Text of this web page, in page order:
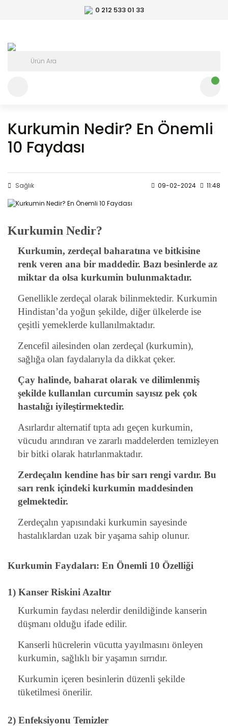
0 212 533 01 33
Kurkumin Nedir? En Önemli
10 Faydası
Sağlık 09-02-2024 11:48
Kurkumin Nedir?
Kurkumin, zerdeçal baharatına ve bitkisine
renk veren ana bir maddedir. Bazı besinlerde az
miktar da olsa kurkumin bulunmaktadır.
Genellikle zerdeçal olarak bilinmektedir. Kurkumin
Hindistan’da yoğun şekilde, diğer ülkelerde ise
çeşitli yemeklerde kullanılmaktadır.
Zencefil ailesinden olan zerdeçal (kurkumin),
sağlığa olan faydalarıyla da dikkat çeker.
Çay halinde, baharat olarak ve dilimlenmiş
şekilde kullanılan curcumin sayısız pek çok
hastalığı iyileştirmektedir.
Asırlardır alternatif tıpta adı geçen kurkumin,
vücudu arındıran ve zararlı maddelerden temizleyen
bir bitki olarak hatırlanmaktadır.
Zerdeçalın kendine has bir sarı rengi vardır. Bu
sarı renk içindeki kurkumin maddesinden
gelmektedir.
Zerdeçalın yapısındaki kurkumin sayesinde
hastalıklardan uzak bir yaşama sahip olunur.
Kurkumin Faydaları: En Önemli 10 Özelliği
1) Kanser Riskini Azaltır
Kurkumin faydası nelerdir denildiğinde kanserin
düşmanı olduğu ifade edilir.
Kanserli hücrelerin vücutta yayılmasını önleyen
kurkumin, sağlıklı bir yaşamın sırrıdır.
Kurkumin içeren besinlerin düzenli şekilde
tüketilmesi önerilir.
2) Enfeksiyonu Temizler